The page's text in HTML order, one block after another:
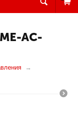
AC-